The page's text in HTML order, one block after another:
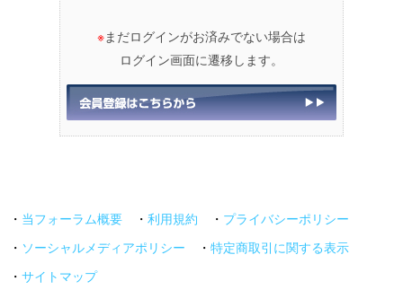
※まだログインがお済みでない場合は
ログイン画面に遷移します。
・ 当フォーラム概要 ・ 利用規約 ・ プライバシーポリシー
・ ソーシャルメディアポリシー ・ 特定商取引に関する表示
・ サイトマップ